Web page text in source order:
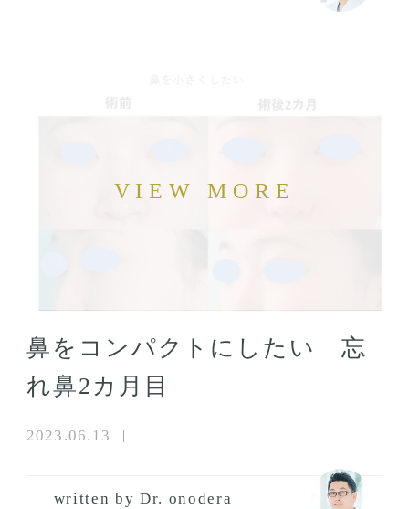
鼻をコンパクトにしたい 忘
れ鼻2カ月目
2023.06.13
written by Dr. onodera